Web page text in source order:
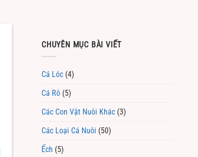
CHUYÊN MỤC BÀI VIẾT
Cá Lóc (4)
Cá Rô (5)
Các Con Vật Nuôi Khác (3)
Các Loại Cá Nuôi (50)
Ếch (5)